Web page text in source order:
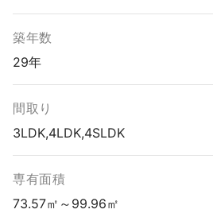
築年数
29年
間取り
3LDK,4LDK,4SLDK
専有面積
73.57㎡～99.96㎡